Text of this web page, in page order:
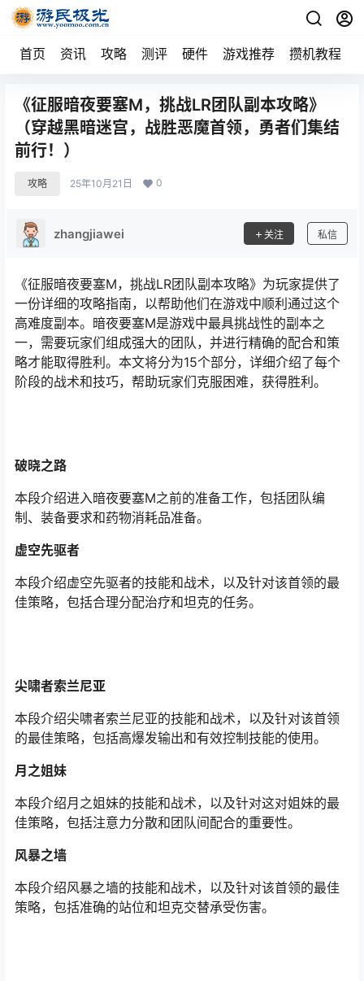
首页 资讯 攻略 测评 硬件 游戏推荐 攒机教程
《征服暗夜要塞M，挑战LR团队副本攻略》
（穿越黑暗迷宫，战胜恶魔首领，勇者们集结
前行！）
攻略 25年10月21日 0
zhangjiawei 关注 私信
《征服暗夜要塞M，挑战LR团队副本攻略》为玩家提供了
一份详细的攻略指南，以帮助他们在游戏中顺利通过这个
高难度副本。暗夜要塞M是游戏中最具挑战性的副本之
一，需要玩家们组成强大的团队，并进行精确的配合和策
略才能取得胜利。本文将分为15个部分，详细介绍了每个
阶段的战术和技巧，帮助玩家们克服困难，获得胜利。
破晓之路
本段介绍进入暗夜要塞M之前的准备工作，包括团队编
制、装备要求和药物消耗品准备。
虚空先驱者
本段介绍虚空先驱者的技能和战术，以及针对该首领的最
佳策略，包括合理分配治疗和坦克的任务。
尖啸者索兰尼亚
本段介绍尖啸者索兰尼亚的技能和战术，以及针对该首领
的最佳策略，包括高爆发输出和有效控制技能的使用。
月之姐妹
本段介绍月之姐妹的技能和战术，以及针对这对姐妹的最
佳策略，包括注意力分散和团队间配合的重要性。
风暴之墙
本段介绍风暴之墙的技能和战术，以及针对该首领的最佳
策略，包括准确的站位和坦克交替承受伤害。